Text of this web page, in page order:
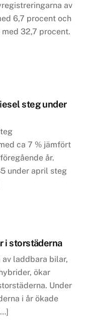
av
6,7 procent och
32,7 procent.
steg under
ca 7 % jämfört
år.
under april steg
i storstäderna
av laddbara bilar,
ökar
Under
i år ökade